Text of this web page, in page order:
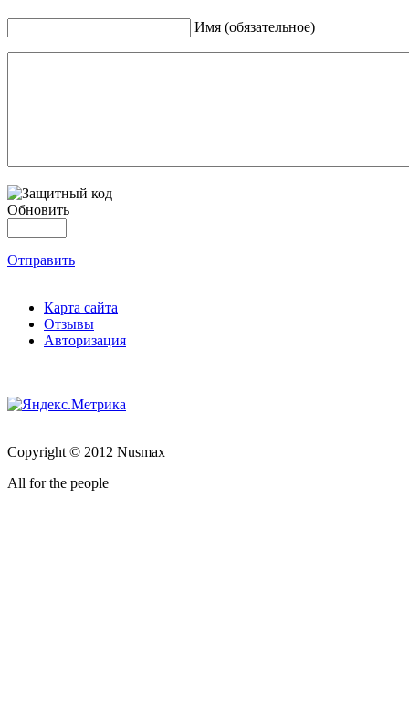
Имя (обязательное)
Обновить
Отправить
Карта сайта
Отзывы
Авторизация
Copyright © 2012 Nusmax
All for the people